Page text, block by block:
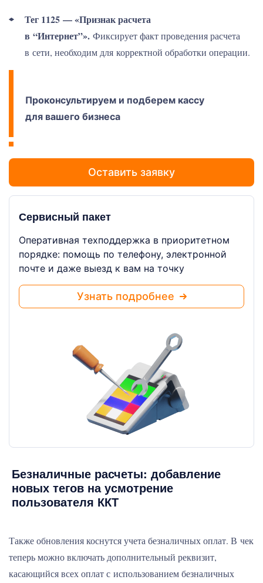
Тег 1125 — «Признак расчета
в “Интернет”». Фиксирует факт проведения расчета
в сети, необходим для корректной обработки операции.
Проконсультируем и подберем кассу
для вашего бизнеса
Оставить заявку
Сервисный пакет
Оперативная техподдержка в приоритетном
порядке: помощь по телефону, электронной
почте и даже выезд к вам на точку
Узнать подробнее
Безналичные расчеты: добавление
новых тегов на усмотрение
пользователя ККТ
Также обновления коснутся учета безналичных оплат. В чек
теперь можно включать дополнительный реквизит,
касающийся всех оплат с использованием безналичных